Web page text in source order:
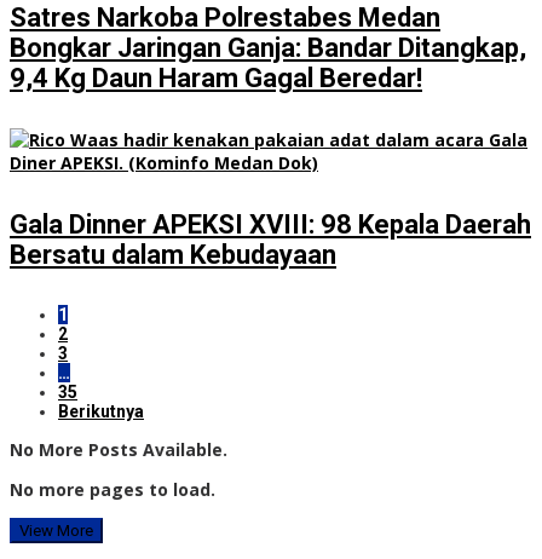
Satres Narkoba Polrestabes Medan
Bongkar Jaringan Ganja: Bandar Ditangkap,
9,4 Kg Daun Haram Gagal Beredar!
Gala Dinner APEKSI XVIII: 98 Kepala Daerah
Bersatu dalam Kebudayaan
1
2
3
…
35
Berikutnya
No More Posts Available.
No more pages to load.
View More